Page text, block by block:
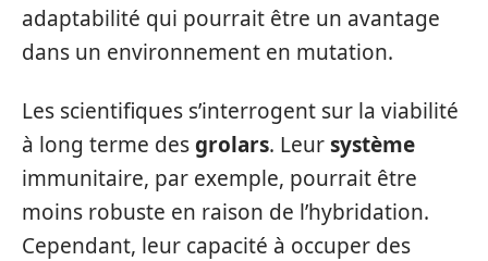
adaptabilité qui pourrait être un avantage
dans un environnement en mutation.
Les scientifiques s’interrogent sur la viabilité
à long terme desgrolars. Leursystème
immunitaire, par exemple, pourrait être
moins robuste en raison de l’hybridation.
Cependant, leur capacité à occuper des